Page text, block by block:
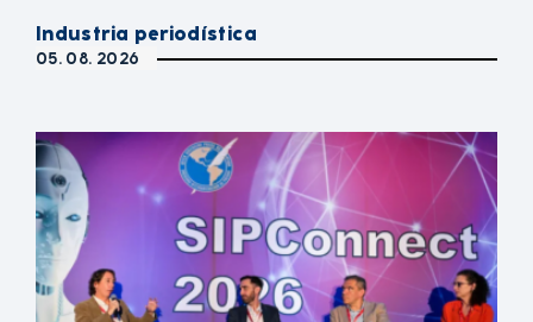
Industria periodística
05. 08. 2026